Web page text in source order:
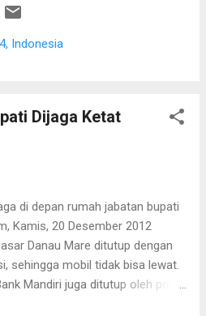
Kapuas Kuala.
Tarung yan cuma bisa
500 orang. Menurut keterangan
saat pelantikan lokasi parkir
tenda yang ada di luar
Indonesia
Dijaga Ketat
di depan rumah jabatan bupati
Kamis, 20 Desember 2012
Danau Mare ditutup dengan
sehingga mobil tidak bisa lewat.
Mandiri juga ditutup oleh polisi